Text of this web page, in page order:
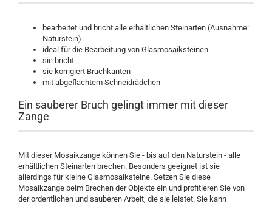
bearbeitet und bricht alle erhältlichen Steinarten (Ausnahme:
Naturstein)
ideal für die Bearbeitung von Glasmosaiksteinen
sie bricht
sie korrigiert Bruchkanten
mit abgeflachtem Schneidrädchen
Ein sauberer Bruch gelingt immer mit dieser
Zange
Mit dieser Mosaikzange können Sie - bis auf den Naturstein - alle
erhältlichen Steinarten brechen. Besonders geeignet ist sie
allerdings für kleine Glasmosaiksteine. Setzen Sie diese
Mosaikzange beim Brechen der Objekte ein und profitieren Sie von
der ordentlichen und sauberen Arbeit, die sie leistet. Sie kann